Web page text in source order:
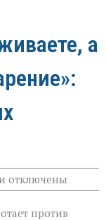
а
к
записи
думаете,
отключены
против